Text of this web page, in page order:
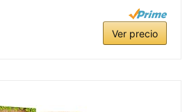
Ver precio